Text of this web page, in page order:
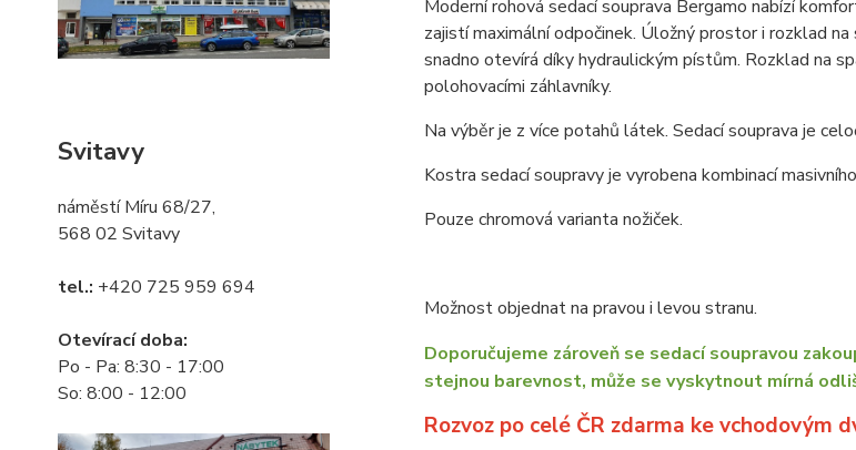
Svitavy
náměstí Míru 68/27,
568 02 Svitavy
tel.: +420 725 959 694
Otevírací doba:
Po - Pa: 8:30 - 17:00
So: 8:00 - 12:00
Moderní rohová sedací souprava Bergamo nabízí
zajistí maximální odpočinek. Úložný prostor i rozklad
snadno otevírá díky hydraulickým pístům. Rozklad na
polohovacími záhlavníky.
Na výběr je z více potahů látek. Sedací souprava je
Kostra sedací soupravy je vyrobena kombinací
Pouze chromová varianta nožiček.
Možnost objednat na pravou i levou stranu.
Doporučujeme zároveň se sedací soupravou
stejnou barevnost, může se vyskytnout mírná
Rozvoz po celé ČR zdarma ke vchodovým